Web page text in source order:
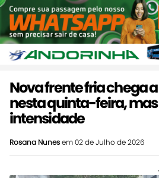
Nova frente fria chega
nesta quinta-feira,
intensidade
Rosana Nunesem 02 de Julho de 2026